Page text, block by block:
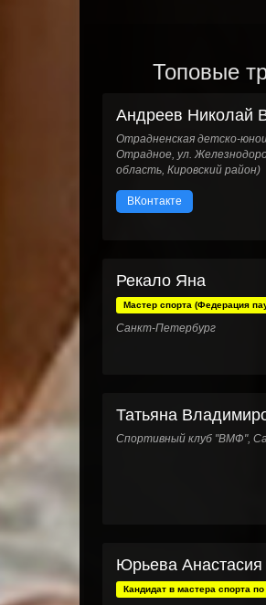
Топовые
Андреев Николай
Отрадненская детско-
Отрадное, ул.
область, Кировский район)
ВКонтакте
Рекало Яна
Мастер спорта (Федерация
Санкт-Петербург
Татьяна
Спортивный клуб "ВМФ",
Юрьева
Кандидат в мастера спорта